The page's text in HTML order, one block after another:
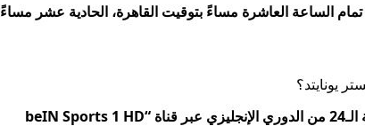
الساعة العاشرة مساءً بتوقيت القاهرة، الحادية عشر مساءً
يونايتد؟
تذاع مباراة بيرنلي ومانشستر يونايتد في الجولة الـ24 من الدوري الإنجليزي عبر قناة “beIN Sports 1 HD